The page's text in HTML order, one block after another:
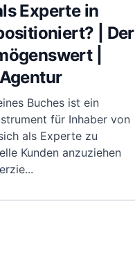
Experte in
| Der
|
Buches ist ein
für Inhaber von
als Experte zu
Kunden anzuziehen
...